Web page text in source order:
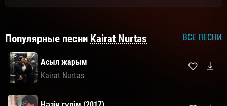
Популярные песни Kairat Nurtas ВСЕ ПЕСНИ
Асыл жарым
Kairat Nurtas